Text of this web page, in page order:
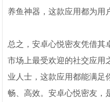
养鱼神器，这款应用都为用
总之，安卓心悦密友凭借其
市场上最受欢迎的社交应用
业人士，这款应用都能满足
畅、高效。安卓心悦密友，